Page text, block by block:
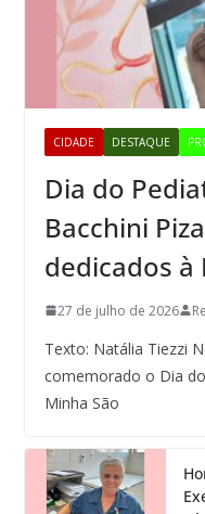
CIDADE DESTAQUE
Dia do
Bacchini
dedicados à
27 de julho de 2026
Texto: Natália Tiezzi
comemorado o Dia
Minha São